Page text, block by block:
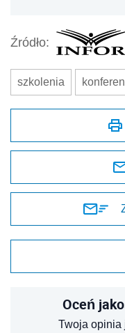
Źródło:
szkolenia
Oceń
Twoja opinia